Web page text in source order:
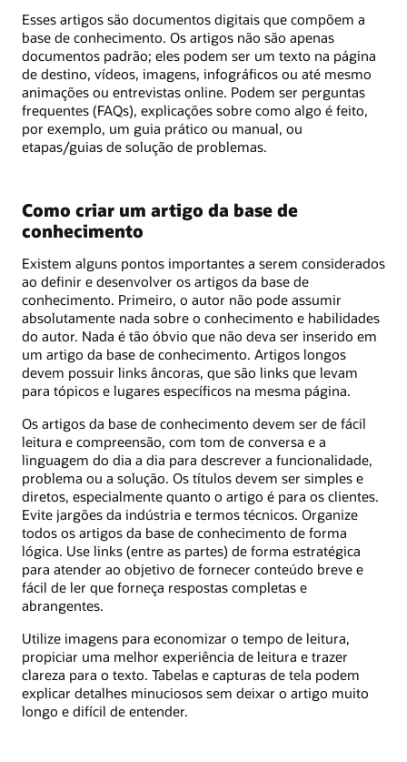
Esses artigos são documentos digitais que compõem a
base de conhecimento. Os artigos não são apenas
documentos padrão; eles podem ser um texto na página
de destino, vídeos, imagens, infográficos ou até mesmo
animações ou entrevistas online. Podem ser perguntas
frequentes (FAQs), explicações sobre como algo é feito,
por exemplo, um guia prático ou manual, ou
etapas/guias de solução de problemas.
Como criar um artigo da base de
conhecimento
Existem alguns pontos importantes a serem considerados
ao definir e desenvolver os artigos da base de
conhecimento. Primeiro, o autor não pode assumir
absolutamente nada sobre o conhecimento e habilidades
do autor. Nada é tão óbvio que não deva ser inserido em
um artigo da base de conhecimento. Artigos longos
devem possuir links âncoras, que são links que levam
para tópicos e lugares específicos na mesma página.
Os artigos da base de conhecimento devem ser de fácil
leitura e compreensão, com tom de conversa e a
linguagem do dia a dia para descrever a funcionalidade,
problema ou a solução. Os títulos devem ser simples e
diretos, especialmente quanto o artigo é para os clientes.
Evite jargões da indústria e termos técnicos. Organize
todos os artigos da base de conhecimento de forma
lógica. Use links (entre as partes) de forma estratégica
para atender ao objetivo de fornecer conteúdo breve e
fácil de ler que forneça respostas completas e
abrangentes.
Utilize imagens para economizar o tempo de leitura,
propiciar uma melhor experiência de leitura e trazer
clareza para o texto. Tabelas e capturas de tela podem
explicar detalhes minuciosos sem deixar o artigo muito
longo e difícil de entender.